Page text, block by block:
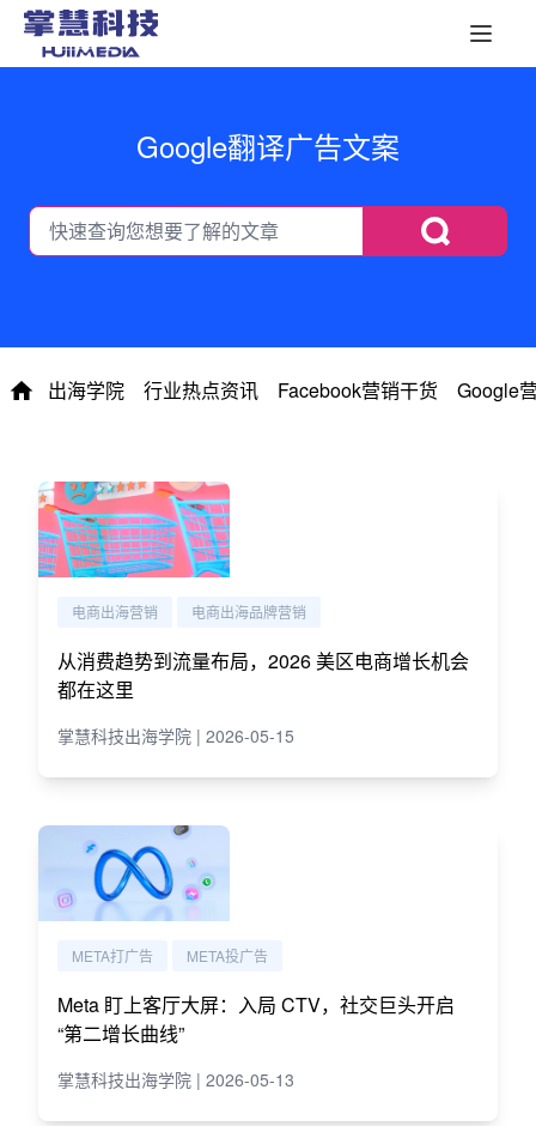
Google翻译广告文案
出海学院 行业热点资讯 Facebook营销干货 Google
电商出海营销 电商出海品牌营销
从消费趋势到流量布局，2026 美区电商增长机会
都在这里
掌慧科技出海学院 | 2026-05-15
META打广告 META投广告
Meta 盯上客厅大屏：入局 CTV，社交巨头开启
“第二增长曲线”
掌慧科技出海学院 | 2026-05-13